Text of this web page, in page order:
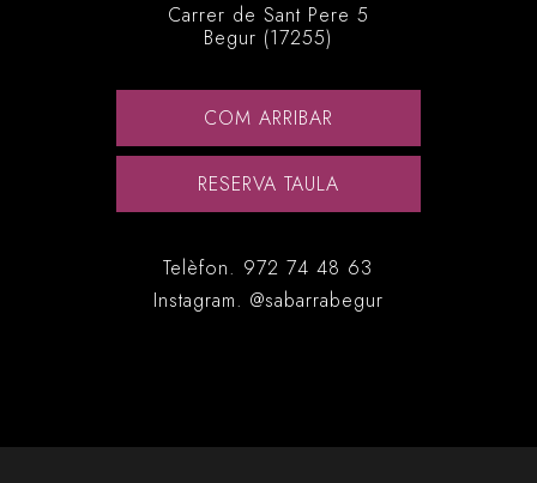
Carrer de Sant Pere 5
Begur (17255)
COM ARRIBAR
RESERVA TAULA
Telèfon. 972 74 48 63
Instagram. @sabarrabegur